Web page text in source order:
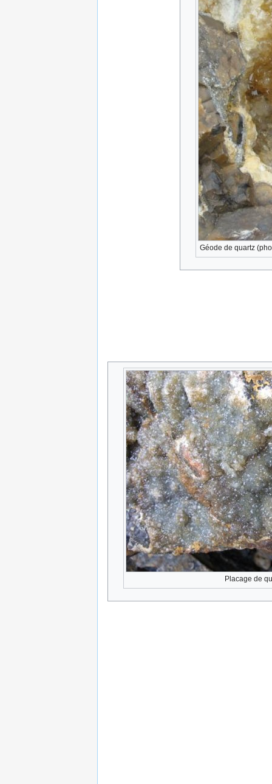
Géode de quartz
Placage de